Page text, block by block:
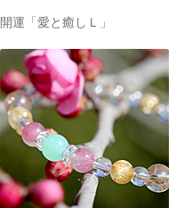
開運「愛と癒しＬ」